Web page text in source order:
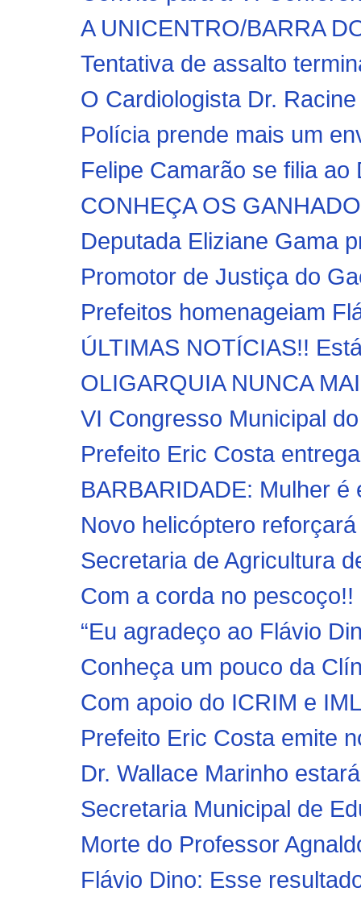
A UNICENTRO/BARRA
Tentativa de assalto
O Cardiologista Dr.
Polícia prende mais um
Felipe Camarão se filia
CONHEÇA OS
Deputada Eliziane Gama
Promotor de Justiça do
Prefeitos homenageiam
ÚLTIMAS NOTÍCIAS!!
OLIGARQUIA NUNCA
VI Congresso Municipal
Prefeito Eric Costa
BARBARIDADE: Mulher
Novo helicóptero
Secretaria de Agricultura
Com a corda no
“Eu agradeço ao Flávio
Conheça um pouco da
Com apoio do ICRIM e
Prefeito Eric Costa emite
Dr. Wallace Marinho
Secretaria Municipal de
Morte do Professor
Flávio Dino: Esse